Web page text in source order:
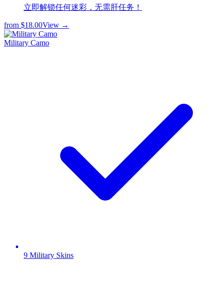
立即解锁任何迷彩，无需肝任务！
from $18.00View →
Military Camo
9 Military Skins